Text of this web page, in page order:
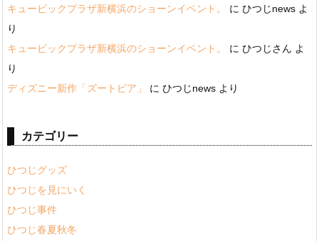
キュービックプラザ新横浜のショーンイベント。
に ひつじnews よ
り
キュービックプラザ新横浜のショーンイベント。
に ひつじさん よ
り
ディズニー新作「ズートピア」
に ひつじnews より
カテゴリー
ひつじグッズ
ひつじを見にいく
ひつじ事件
ひつじ春夏秋冬